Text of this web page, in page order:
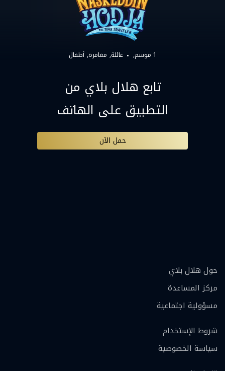
1 موسم, عائلة مغامرة أطفال
تابع هلال بلاي من
التطبيق على الهاتف
حمل الآن
حول هلال بلاي
مركز المساعدة
مسؤولية اجتماعية
شروط الإستخدام
سياسة الخصوصية